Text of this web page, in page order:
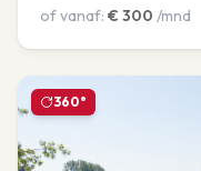
of vanaf: € 300 /mnd
360°